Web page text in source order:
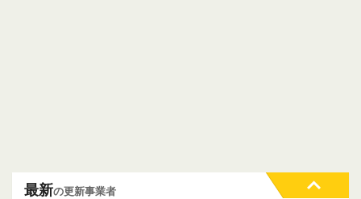
最新の更新事業者